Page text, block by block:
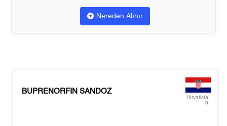
Nereden Alınır
BUPRENORFIN SANDOZ
Hırvatista
n